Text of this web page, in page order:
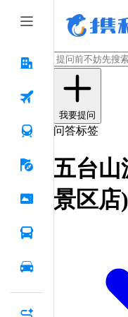
我要提问
问答标签
五台山
景区店)